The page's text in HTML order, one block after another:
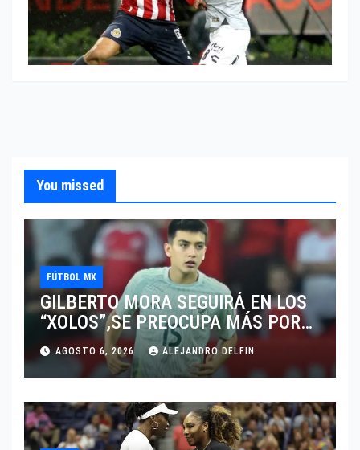
You missed
FÚTBOL MX
GILBERTO MORA SEGUIRÁ EN LOS
“XOLOS”,SE PREOCUPA MÁS POR
JUGAR EN SU EQUIPO.
AGOSTO 6, 2026 ALEJANDRO DELFIN